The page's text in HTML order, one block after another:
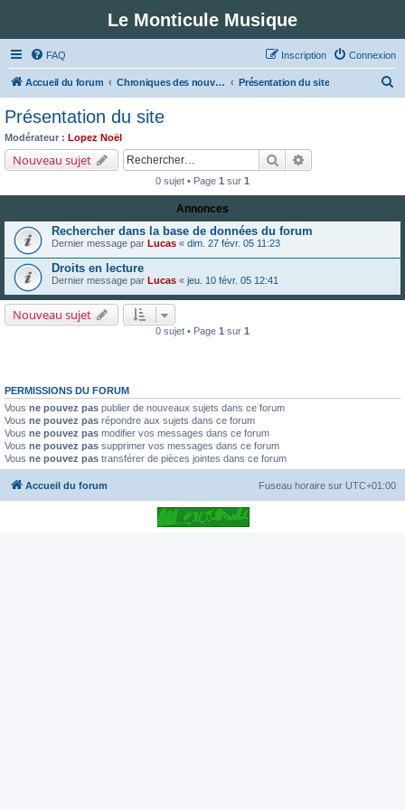
Le Monticule Musique
FAQ Connexion
Inscription
Accueil du forum Chroniques des nouveautés musicales : Pour voir les visuels des notices vous devez vous enregistrer. Présentation du site
Présentation du site
Modérateur : Lopez Noël
Nouveau sujet Rechercher
0 sujet • Page 1 sur 1
Annonces
Rechercher dans la base de données du forum
Dernier message par Lucas « dim. 27 févr. 05 11:23
Droits en lecture
Dernier message par Lucas « jeu. 10 févr. 05 12:41
Nouveau sujet
0 sujet • Page 1 sur 1
PERMISSIONS DU FORUM
Vous ne pouvez pas publier de nouveaux sujets dans ce forum
Vous ne pouvez pas répondre aux sujets dans ce forum
Vous ne pouvez pas modifier vos messages dans ce forum
Vous ne pouvez pas supprimer vos messages dans ce forum
Vous ne pouvez pas transférer de pièces jointes dans ce forum
Accueil du forum Fuseau horaire sur UTC+01:00